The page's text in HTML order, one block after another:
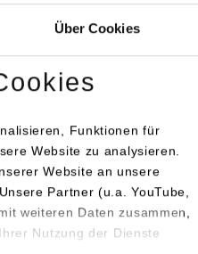
Über Cookies
Funktionen für
Website zu analysieren.
Website an unsere
Partner (u.a. YouTube,
weiteren Daten zusammen,
Nutzung der Dienste